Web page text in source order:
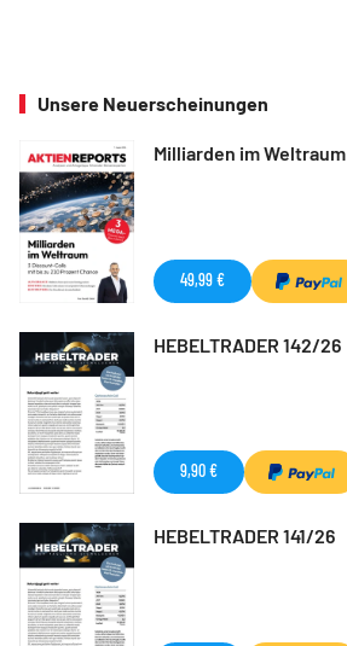
Unsere Neuerscheinungen
Milliarden im Weltraum
49,99 €
HEBELTRADER 142/26
9,90 €
HEBELTRADER 141/26